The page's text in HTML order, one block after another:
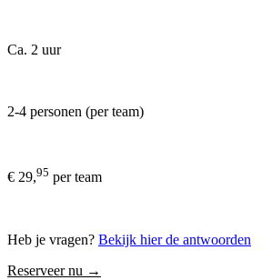
Ca. 2 uur
2-4 personen (per team)
€ 29,95 per team
Heb je vragen? Bekijk hier de antwoorden
Reserveer nu →